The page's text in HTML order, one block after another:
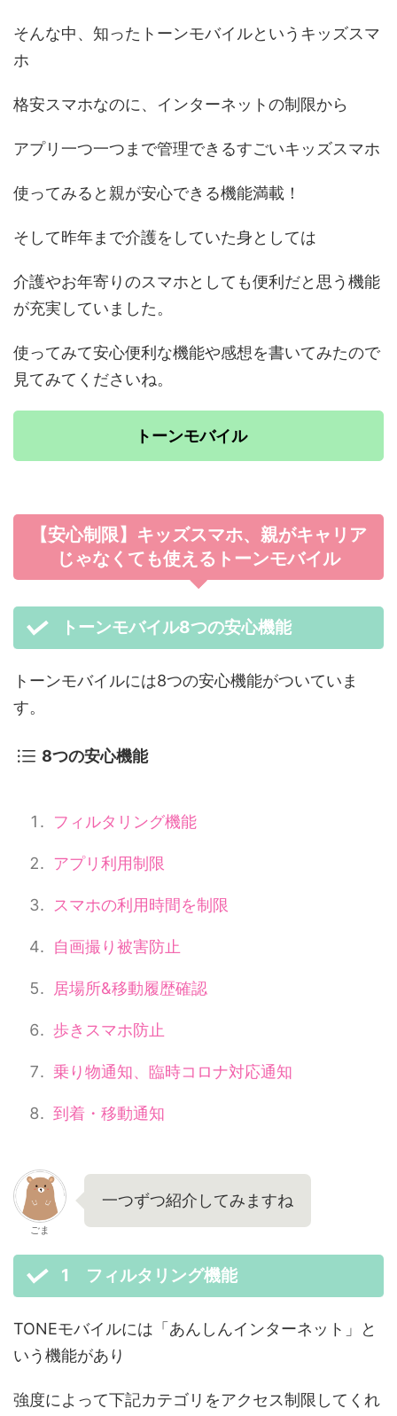
そんな中、知ったトーンモバイルというキッズスマ
ホ
格安スマホなのに、インターネットの制限から
アプリ一つ一つまで管理できるすごいキッズスマホ
使ってみると親が安心できる機能満載！
そして昨年まで介護をしていた身としては
介護やお年寄りのスマホとしても便利だと思う機能
が充実していました。
使ってみて安心便利な機能や感想を書いてみたので
見てみてくださいね。
トーンモバイル
【安心制限】キッズスマホ、親がキャリア
じゃなくても使えるトーンモバイル
トーンモバイル8つの安心機能
トーンモバイルには8つの安心機能がついていま
す。
8つの安心機能
フィルタリング機能
アプリ利用制限
スマホの利用時間を制限
自画撮り被害防止
居場所&移動履歴確認
歩きスマホ防止
乗り物通知、臨時コロナ対応通知
到着・移動通知
ごま
一つずつ紹介してみますね
1 フィルタリング機能
TONEモバイルには「あんしんインターネット」と
いう機能があり
強度によって下記カテゴリをアクセス制限してくれ